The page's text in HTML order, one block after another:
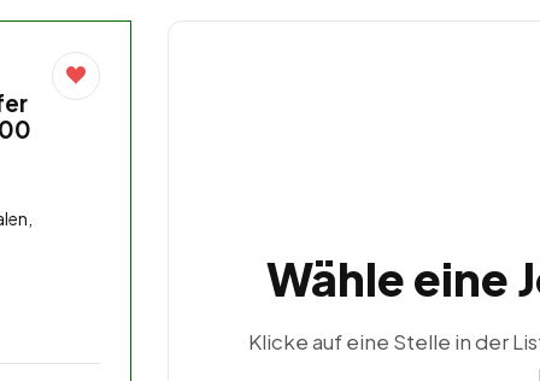
Wähle eine
Klicke auf eine Stelle in der